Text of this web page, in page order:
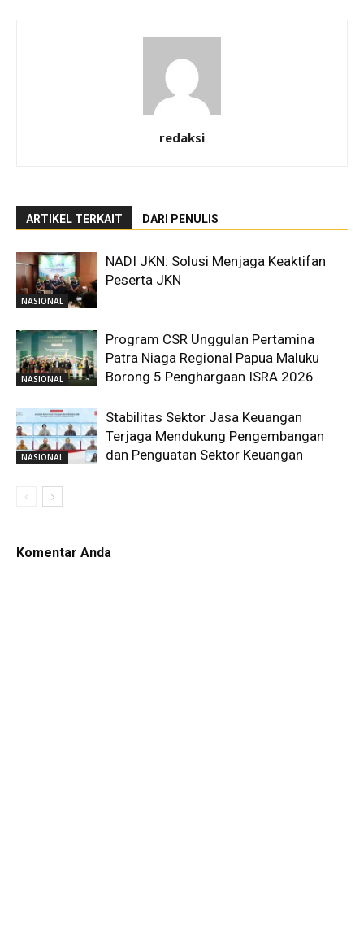
redaksi
ARTIKEL TERKAIT DARI PENULIS
NASIONAL
NADI JKN: Solusi Menjaga Keaktifan
Peserta JKN
NASIONAL
Program CSR Unggulan Pertamina
Patra Niaga Regional Papua Maluku
Borong 5 Penghargaan ISRA 2026
NASIONAL
Stabilitas Sektor Jasa Keuangan
Terjaga Mendukung Pengembangan
dan Penguatan Sektor Keuangan
Komentar Anda